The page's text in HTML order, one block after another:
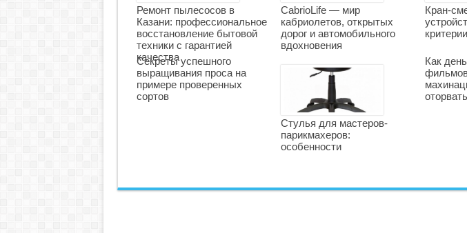
Ремонт пылесосов в
Казани: профессиональное
восстановление бытовой
техники с гарантией
качества
CabrioLife — мир
кабриолетов, открытых
дорог и автомобильного
вдохновения
Кран-
Секреты успешного
выращивания проса на
примере проверенных
сортов
Стулья для мастеров-
парикмахеров:
особенности
Как